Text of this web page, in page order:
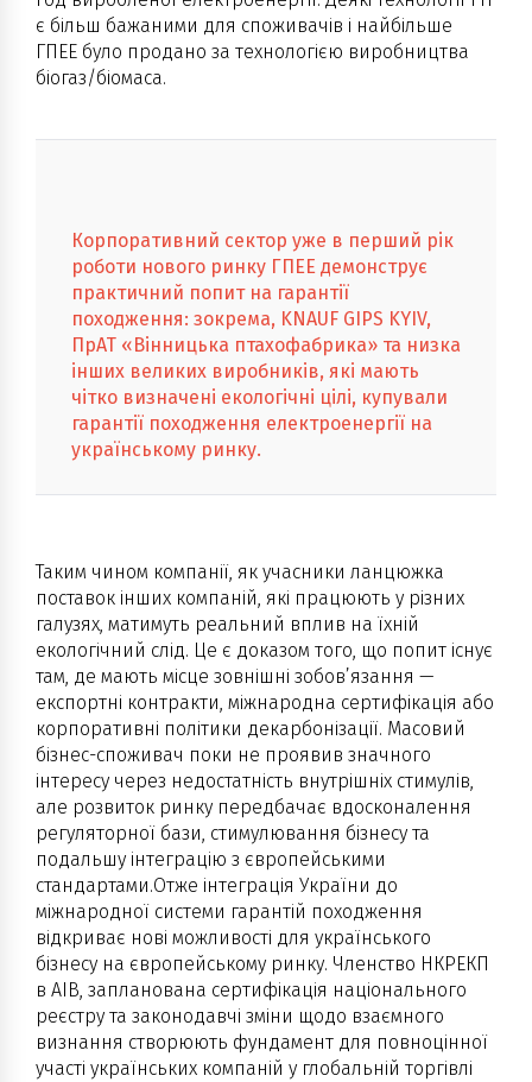
є більш бажаними для споживачів і найбільше
ГПЕЕ було продано за технологією виробництва
біогаз/біомаса.
Корпоративний сектор уже в перший рік
роботи нового ринку ГПЕЕ демонструє
практичний попит на гарантії
походження: зокрема, KNAUF GIPS KYIV,
ПрАТ «Вінницька птахофабрика» та низка
інших великих виробників, які мають
чітко визначені екологічні цілі, купували
гарантії походження електроенергії на
українському ринку.
Таким чином компанії, як учасники ланцюжка
поставок інших компаній, які працюють у різних
галузях, матимуть реальний вплив на їхній
екологічний слід. Це є доказом того, що попит існує
там, де мають місце зовнішні зобов’язання —
експортні контракти, міжнародна сертифікація або
корпоративні політики декарбонізації. Масовий
бізнес-споживач поки не проявив значного
інтересу через недостатність внутрішніх стимулів,
але розвиток ринку передбачає вдосконалення
регуляторної бази, стимулювання бізнесу та
подальшу інтеграцію з європейськими
стандартами.Отже інтеграція України до
міжнародної системи гарантій походження
відкриває нові можливості для українського
бізнесу на європейському ринку. Членство НКРЕКП
в AIB, запланована сертифікація національного
реєстру та законодавчі зміни щодо взаємного
визнання створюють фундамент для повноцінної
участі українських компаній у глобальній торгівлі